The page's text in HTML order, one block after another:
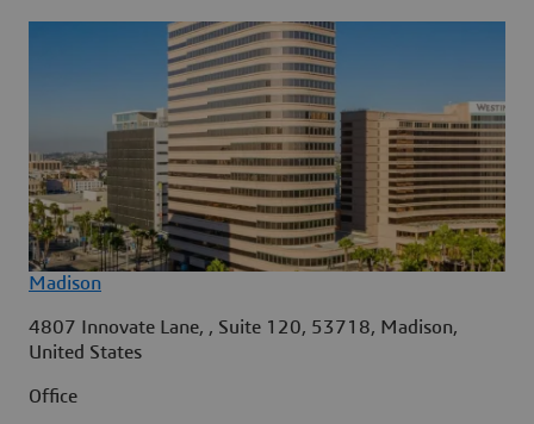
Madison
4807 Innovate Lane, , Suite 120, 53718, Madison,
United States
Office